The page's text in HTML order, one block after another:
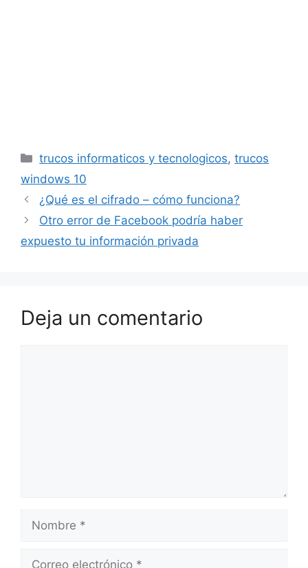
Categorías
trucos informaticos y tecnologicos,trucos
windows 10
¿Qué es el cifrado – cómo funciona?
Otro error de Facebook podría haber
expuesto tu información privada
Deja un comentario
Nombre
Correo